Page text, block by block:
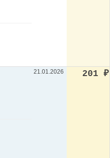
21.01.2026 201 ₽